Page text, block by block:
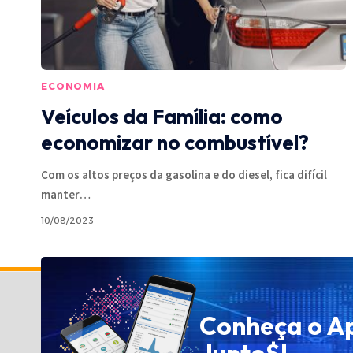
ECONOMIA
Veículos da Família: como
economizar no combustível?
Com os altos preços da gasolina e do diesel, fica difícil
manter…
10/08/2023
Política de Privacidade
Conheça o